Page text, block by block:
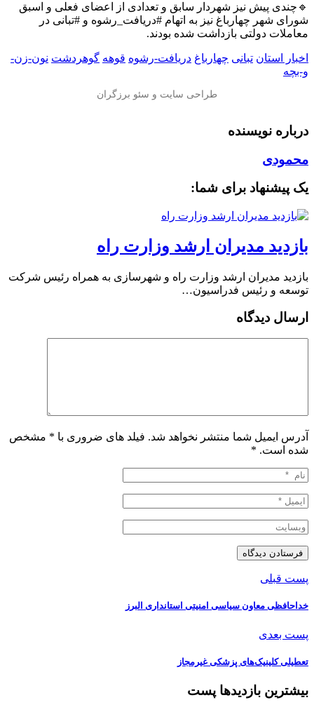
🔹چندی پیش نیز شهردار سابق و تعدادی از اعضای فعلی و اسبق
شورای شهر چهارباغ نیز به اتهام #دریافت_رشوه و #تبانی در
معاملات دولتی بازداشت شده بودند.
اخبار استان تبانی چهارباغ دریافت-رشوه قوهه گوهردشت نون-زن-
و-بچه
درباره نویسنده
محمودی
یک پیشنهاد برای شما:
بازدید مدیران ارشد وزارت راه
بازدید مدیران ارشد وزارت راه و شهرسازی به همراه رئیس شرکت
توسعه و رئیس فدراسیون…
ارسال دیدگاه
آدرس ایمیل شما منتشر نخواهد شد. فیلد های ضروری با * مشخص
شده است. *
پست قبلی
خداحافظی معاون سیاسی امنیتی استانداری البرز
پست بعدی
تعطیلی کلینیک‌های پزشکی غیرمجاز
بیشترین بازدیدها پست